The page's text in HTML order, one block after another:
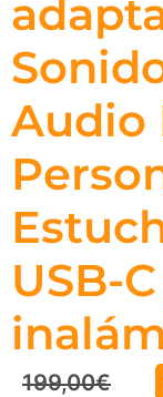
Audio
USB-
199,00€